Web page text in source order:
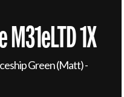
1X
Green (Matt) -